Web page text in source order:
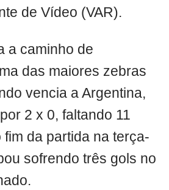
de Vídeo (VAR).
a caminho de
das maiores zebras
vencia a Argentina,
2 x 0, faltando 11
fim da partida na terça-
sofrendo três gols no